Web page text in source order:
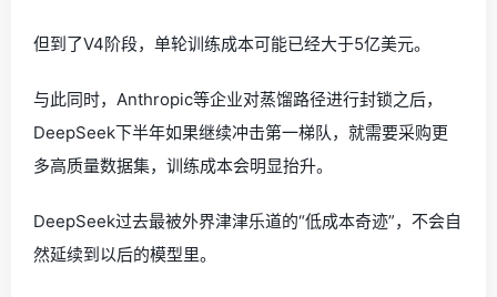
但到了V4阶段，单轮训练成本可能已经大于5亿美元。
与此同时，Anthropic等企业对蒸馏路径进行封锁之后，
DeepSeek下半年如果继续冲击第一梯队，就需要采购更
多高质量数据集，训练成本会明显抬升。
DeepSeek过去最被外界津津乐道的“低成本奇迹”，不会自
然延续到以后的模型里。